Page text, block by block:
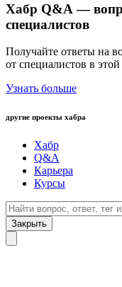
Хабр Q&A —
специалистов
Получайте ответы на
от специалистов в этой
Узнать больше
другие проекты хабра
Хабр
Q&A
Карьера
Курсы
Закрыть